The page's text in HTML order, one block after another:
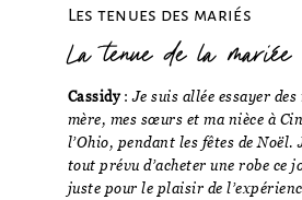
Les tenues des mariés
La tenue de la mariée
Cassidy: Je suis allée essayer des
mère, mes sœurs et ma nièce à
l’Ohio, pendant les fêtes de Noël.
tout prévu d’acheter une robe ce
juste pour le plaisir de